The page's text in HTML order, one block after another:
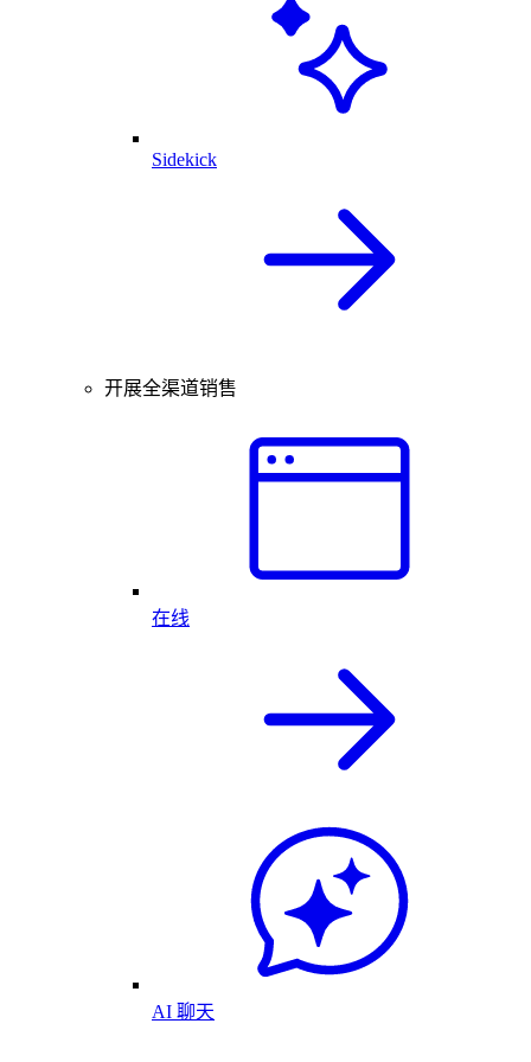
Sidekick
开展全渠道销售
在线
AI 聊天